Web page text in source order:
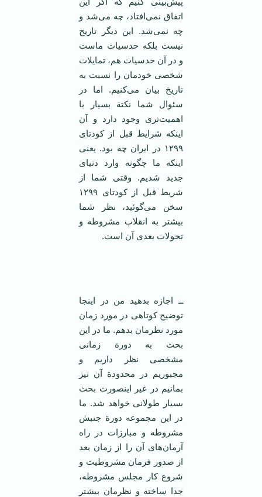
اتفاق نمی‌افتاد، چه می‌شد و
چه نمی‌شد. این دیگر تاریخ
نیست بلکه حدسیات ماست
و در آن حدسیات هم، تمایلات
شخصی خودمان را نسبت به
تاریخ بیان می‌کنیم. اما در
سئوال شما نکتة بسیار با
اهمیت‌تری وجود دارد و آن
اینکه شرایط قبل از کودتای
۱۲۹۹ در ایران چه بود. یعنی
اینکه ما چگونه وارد دنیای
جدید شدیم. وقتی شما از
شریط قبل از کودتای ۱۲۹۹
سخن می‌گوئید، نظر شما
بیشتر به انقلاب مشروطه و
تحولات بعدی آن است.
ــ اجازه بدهید من در اینجا
توضیح کوتاهی در مورد زمان
مورد نظرمان بدهم. ما در این
بحث به دورة زمانی
مشخصی نظر داریم و
مجبوریم در محدودة آن نیز
بمانیم در غیر اینصورت بحث
بسیار طولانی خواهد شد. ما
در این مجموعه دورة جنبش
مشروطه و مبارزات در راه
آرمان‌های آن را از زمان بعد
از صدور فرمان مشروطیت و
شروع کار مجلس مشروطه،
جدا ساخته و نظرمان بیشتر